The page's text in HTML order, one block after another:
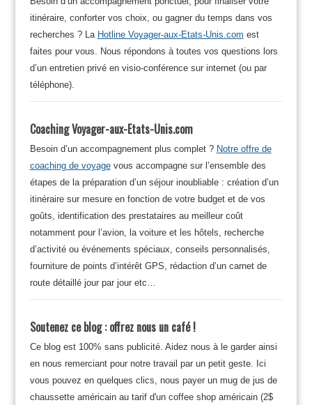
itinéraire, conforter vos choix, ou gagner du temps dans vos
recherches ? La Hotline Voyager-aux-Etats-Unis.com est
faites pour vous. Nous répondons à toutes vos questions lors
d’un entretien privé en visio-conférence sur internet (ou par
téléphone).
Coaching Voyager-aux-Etats-Unis.com
Besoin d’un accompagnement plus complet ? Notre offre de
coaching de voyagevous accompagne sur l’ensemble des
étapes de la préparation d’un séjour inoubliable : création d’un
itinéraire sur mesure en fonction de votre budget et de vos
goûts, identification des prestataires au meilleur coût
notamment pour l’avion, la voiture et les hôtels, recherche
d’activité ou événements spéciaux, conseils personnalisés,
fourniture de points d’intérêt GPS, rédaction d’un carnet de
route détaillé jour par jour etc…
Soutenez ce blog : offrez nous un café !
Ce blog est 100% sans publicité. Aidez nous à le garder ainsi
en nous remerciant pour notre travail par un petit geste. Ici
vous pouvez en quelques clics, nous payer un mug de jus de
chaussette américain au tarif d'un coffee shop américain (2$